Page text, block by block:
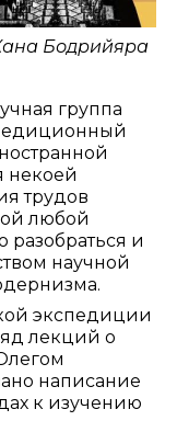
Бодрийяра
группа
некоей
трудов
любой
разобраться и
научной
экспедиции
лекций о
написание
к изучению